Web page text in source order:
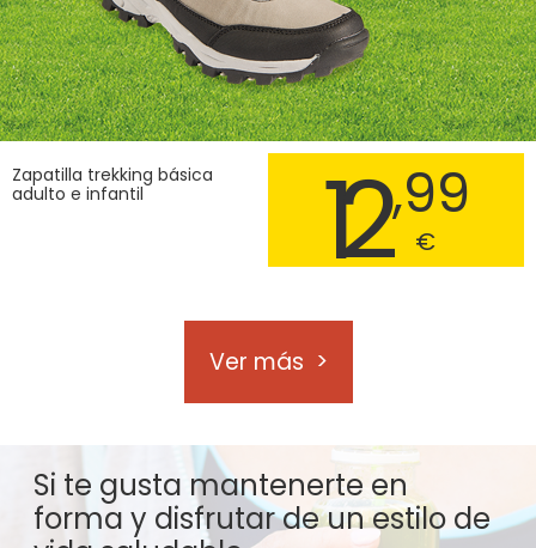
Zapatilla trekking básica
adulto e infantil
12,99
€
Ver más >
Si te gusta mantenerte en
forma y disfrutar de un estilo de